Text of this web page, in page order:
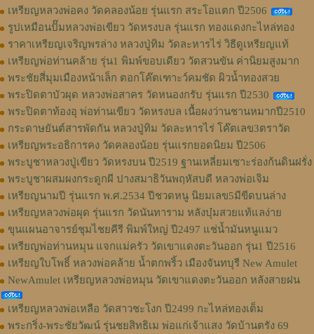
เหรียญหลวงพ่อคง วัดคลองน้อย รุ่นแรก สระโอแตก ปี2506
รูปเหมือนปั๊มหลวงพ่อเขียว วัดหรงบล รุ่นแรก ทองแดงกะไหล่ทอง
ราคาเหรียญเจริญพรล่าง หลวงปู่ทิม วัดละหารไร่ วิธีดูเหรียญแท้
เหรียญพ่อท่านคล้าย รุ่น1 พิมพ์ขอบเดียว วัดสวนขัน ค่านิยมสูงมาก
พระชัยสี่มุมเมืองหน้าเล็ก ตอกโค๊ตเฑาะว์คมชัด ผิวน้ำทองสวย
พระปิดตาบัวผุด หลวงพ่อสาคร วัดหนองกรับ รุ่นแรก ปี2530
พระปิดตาท้องอุ พ่อท่านเขียว วัดหรงบล เนื้อผงว่านชานหมากปี2510
กระดาษยันต์สารพัดกัน หลวงปู่ทิม วัดละหารไร่ โค๊ตเลข3ตราวัด
เหรียญพระอธิการคง วัดคลองน้อย รุ่นแรกยอดนิยม ปี2506
พระบูชาหลวงปู่เขียว วัดหรงบน ปี2519 ฐานเหลี่ยมเซาะร่องก้นดินฝรั่ง
พระบูชาผสมผงกระดูกผี ปางสมาธิวันพฤหัสบดี หลวงพ่อเจิม
เหรียญนามปี รุ่นแรก พ.ศ.2534 ปีชวดหนู นิยมเลข5มีขีดบนล่าง
เหรียญหลวงพ่อผุด รุ่นแรก วัดนันทาราม หลังบุ๋มสวยแท้แลง่าย
ขุนแผนอาจารย์ชุมไชยคีรี พิมพ์ใหญ่ ปี2497 แช่น้ำมันหนูแมว
เหรียญพ่อท่านหมุน แจกแม่ครัว วัดเขาแดงตะวันออก รุ่น1 ปี2516
เหรียญใบโพธิ์ หลวงพ่อคล้าย น้ำตกพริ้ว เมืองจันทบุรี New Amulet
NewAmulet เหรียญหลวงพ่อหมุน วัดเขาแดงตะวันออก หลังสายฝน
เหรียญหลวงพ่อเหลือ วัดสาวชะโงก ปี2499 กะไหล่ทองเต็ม
พระกริ่ง-พระชัยวัฒน์ รุ่นชยสิทธิเม พ่อแก่เจ้าแสง วัดบ้านตรัง 69